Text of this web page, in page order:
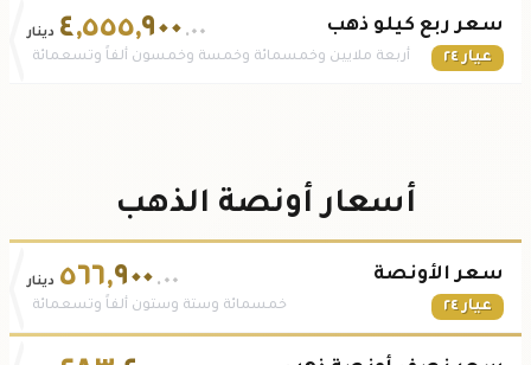
سعر ربع كيلو ذهب
عيار ٢٤
٤,٥٥٥,٩٠٠ .٠٠ دينار
أربعة ملايين وخمسمائة وخمسة وخمسون ألفاً وتسعمائة
أسعار أونصة الذهب
سعر الأونصة
عيار ٢٤
٥٦٦,٩٠٠ .٠٠ دينار
خمسمائة وستة وستون ألفاً وتسعمائة